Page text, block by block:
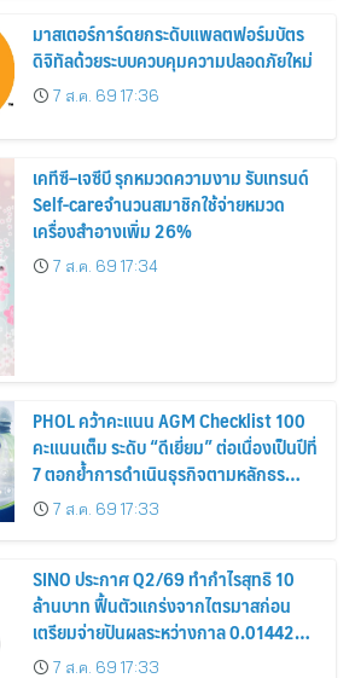
มาสเตอร์การ์ดยกระดับแพลตฟอร์มบัตร
ดิจิทัลด้วยระบบควบคุมความปลอดภัยใหม่
7 ส.ค. 69 17:36
เคทีซี–เจซีบี รุกหมวดความงาม รับเทรนด์
Self-careจำนวนสมาชิกใช้จ่ายหมวด
เครื่องสำอางเพิ่ม 26%
7 ส.ค. 69 17:34
PHOL คว้าคะแนน AGM Checklist 100
คะแนนเต็ม ระดับ “ดีเยี่ยม” ต่อเนื่องเป็นปีที่
7 ตอกย้ำการดำเนินธุรกิจตามหลักธร
รมาภิบาล โปร่งใส สร้างความเชื่อมั่นผู้ถือ
หุ้น
7 ส.ค. 69 17:33
SINO ประกาศ Q2/69 ทำกำไรสุทธิ 10
ล้านบาท ฟื้นตัวแกร่งจากไตรมาสก่อน
เตรียมจ่ายปันผลระหว่างกาล 0.014423
บาทต่อหุ้น ครึ่งปีหลังมุ่งเติบโตต่อเนื่อง
7 ส.ค. 69 17:33